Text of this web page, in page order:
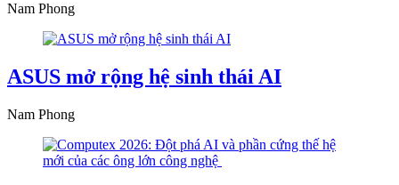
Nam Phong
ASUS mở rộng hệ sinh thái AI
Nam Phong